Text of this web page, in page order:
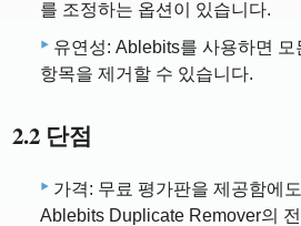
를 조정하는 옵션이 있습니다.
유연성: Ablebits를 사용하면
항목을 제거할 수 있습니다.
2.2 단점
가격: 무료 평가판을 제공함에
Ablebits Duplicate Remover의